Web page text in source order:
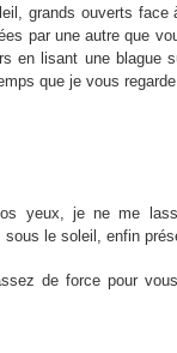
grands ouverts face
par une autre que
en lisant une blague
que je vous regarde.
yeux, je ne me
sous le soleil, enfin
de force pour